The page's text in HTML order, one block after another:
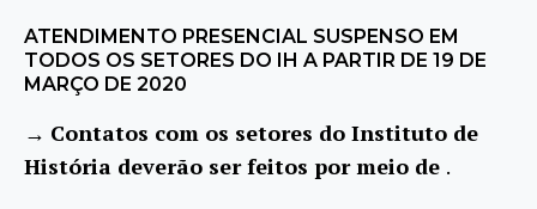
ATENDIMENTO PRESENCIAL SUSPENSO EM
TODOS OS SETORES DO IH A PARTIR DE 19 DE
MARÇO DE 2020
→ Contatos com os setores do Instituto de
História deverão ser feitos por meio de .